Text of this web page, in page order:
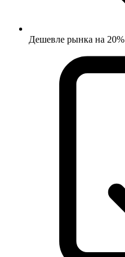
Дешевле рынка на 20%